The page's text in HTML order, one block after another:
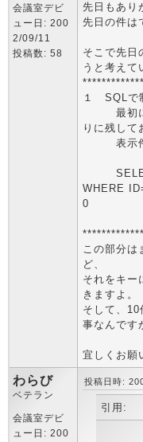
会議室デビ
ュー日: 200
2/09/11
投稿数: 58
先日もあり
先日の件は
そこで先日
うと考えて
１ SQLで
最初に
りに残して
表示件数
WHERE
0
この部分は
ど、
それをキー
きますよ。
そして、10
事なんです
宜しくお願
わらび
ベテラン
会議室デビ
ュー日: 200
投稿日時:
引用: